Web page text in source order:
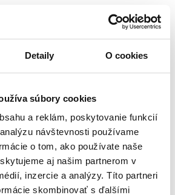
Detaily O cookies
súbory cookies
a reklám, poskytovanie funkcií
návštevnosti používame
o tom, ako používate naše
aj našim partnerom v
inzercie a analýzy. Títo partneri
skombinovať s ďalšími